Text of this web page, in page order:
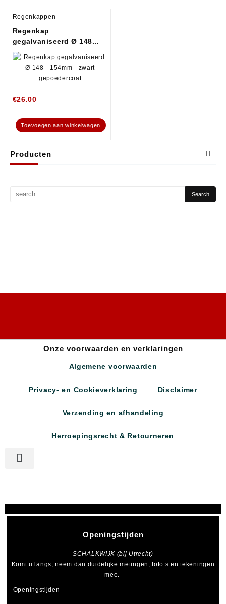
Producten
Regenkappen
Regenkap
gegalvaniseerd Ø 148...
€26.00
Toevoegen aan winkelwagen
Onze voorwaarden en verklaringen
Algemene voorwaarden
Privacy- en Cookieverklaring Disclaimer
Verzending en afhandeling
Herroepingsrecht & Retourneren
Openingstijden
SCHALKWIJK (bij Utrecht)
Komt u langs, neem dan duidelijke metingen, foto’s en tekeningen
mee.
Openingstijden